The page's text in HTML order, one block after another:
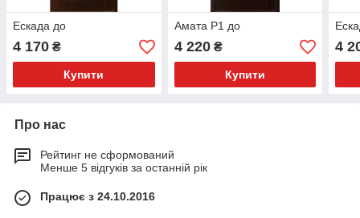
Ескада до
4 170 ₴
Купити
Амата Р1 до
4 220₴
Купити
4
Про нас
Рейтинг не сформований
Менше 5 відгуків за останній рік
Працює з 24.10.2016